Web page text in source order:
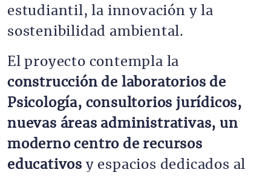
estudiantil, la innovación y la
sostenibilidad ambiental.
El proyecto contempla la
construcción de laboratorios de
Psicología, consultorios jurídicos,
nuevas áreas administrativas, un
moderno centro de recursos
educativos y espacios dedicados al